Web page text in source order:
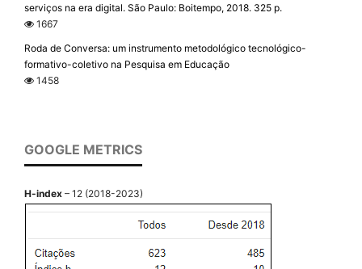
serviços na era digital. São Paulo: Boitempo, 2018. 325 p.
1667
Roda de Conversa: um instrumento metodológico tecnológico-
formativo-coletivo na Pesquisa em Educação
1458
GOOGLE METRICS
H-index – 12 (2018-2023)